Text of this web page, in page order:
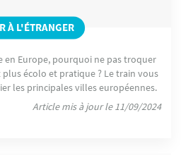
À L'ÉTRANGER
en Europe, pourquoi ne pas troquer
écolo et pratique ? Le train vous
les principales villes européennes.
Article mis à jour le 11/09/2024